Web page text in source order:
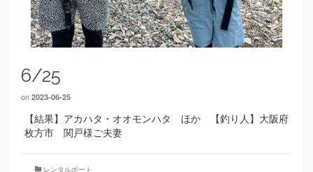
6/25
on 2023-06-25
【結果】アカハタ・オオモンハタ ほか 【釣り人】大阪府
枚方市 関戸様ご夫妻
レンタルボート